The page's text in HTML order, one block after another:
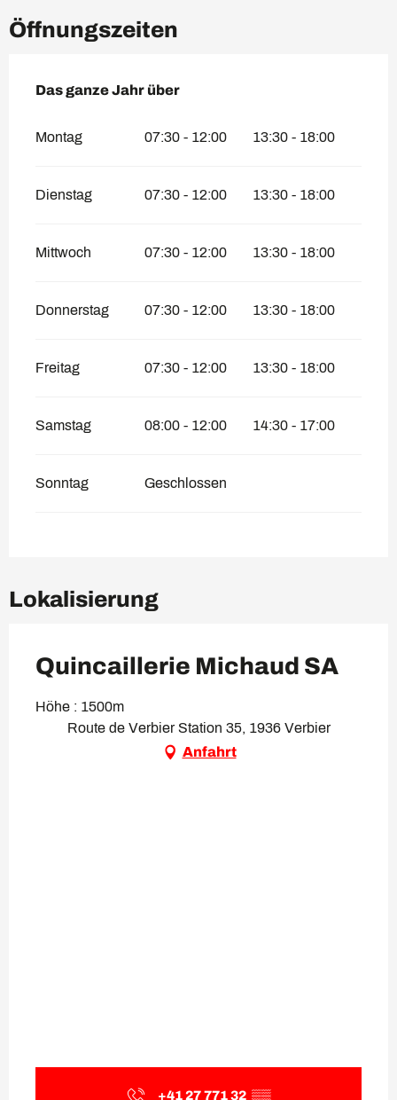
Öffnungszeiten
Das ganze Jahr über
Das ganze Jahr über
Montag 07:30 - 12:00 13:30 - 18:00
Dienstag 07:30 - 12:00 13:30 - 18:00
Mittwoch 07:30 - 12:00 13:30 - 18:00
Donnerstag 07:30 - 12:00 13:30 - 18:00
Freitag 07:30 - 12:00 13:30 - 18:00
Samstag 08:00 - 12:00 14:30 - 17:00
Sonntag Geschlossen
Lokalisierung
Quincaillerie Michaud SA
Höhe : 1500m
Route de Verbier Station 35, 1936 Verbier
Anfahrt
+41 27 771 32 ▒▒